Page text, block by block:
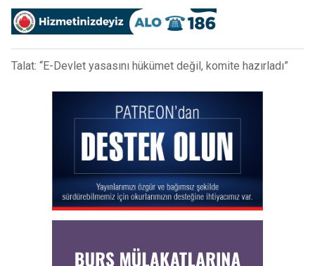
Talat: “E-Devlet yasasını hükümet değil, komite hazırladı”